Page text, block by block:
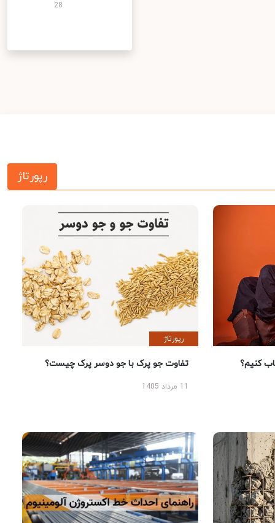
28
رپورتاژ
کنیم؟
رپورتاژ
تفاوت جو پرک با جو دوسر پرک چیست؟